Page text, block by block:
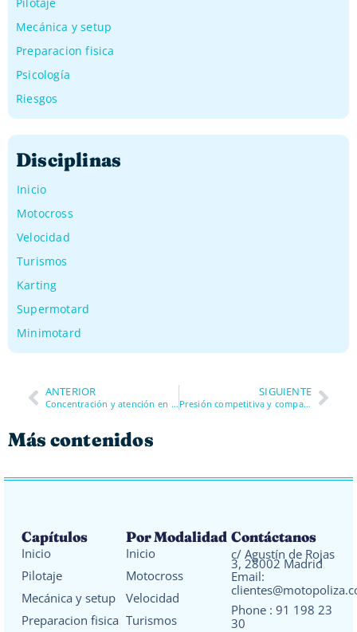
Pilotaje
Mecánica y setup
Preparacion fisica
Psicología
Riesgos
Disciplinas
Inicio
Motocross
Velocidad
Turismos
Karting
Supermotard
Minimotard
ANTERIOR
Concentración y atención en circuitos de karting: evitar errores por despiste en minimotard
SIGUIENTE
Presión competitiva y comparación con otros pilotos en minimotard: cómo no perder el foco
Más contenidos
Capítulos
Inicio
Pilotaje
Mecánica y setup
Preparacion fisica
Por Modalidad
Inicio
Motocross
Velocidad
Turismos
Contáctanos
c/ Agustín de Rojas
3, 28002 Madrid
Email:
Phone : 91 198 23
30